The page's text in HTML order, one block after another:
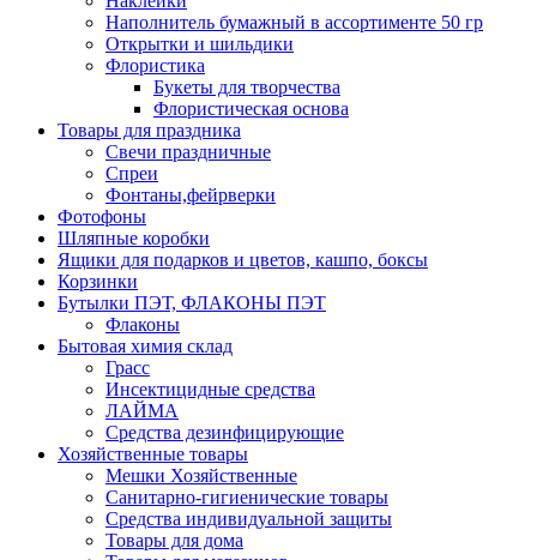
Наполнитель бумажный в ассортименте 50 гр
Открытки и шильдики
Флористика
Букеты для творчества
Флористическая основа
Товары для праздника
Свечи праздничные
Спреи
Фонтаны,фейрверки
Фотофоны
Шляпные коробки
Ящики для подарков и цветов, кашпо, боксы
Корзинки
Бутылки ПЭТ, ФЛАКОНЫ ПЭТ
Флаконы
Бытовая химия склад
Грасс
Инсектицидные средства
ЛАЙМА
Средства дезинфицирующие
Хозяйственные товары
Мешки Хозяйственные
Санитарно-гигиенические товары
Средства индивидуальной защиты
Товары для дома